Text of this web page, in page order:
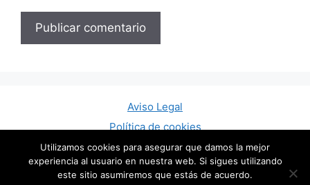
Aviso Legal
Política de cookies
Política de privacidad
Contacto
Utilizamos cookies para asegurar que damos la mejor
experiencia al usuario en nuestra web. Si sigues utilizando
este sitio asumiremos que estás de acuerdo.